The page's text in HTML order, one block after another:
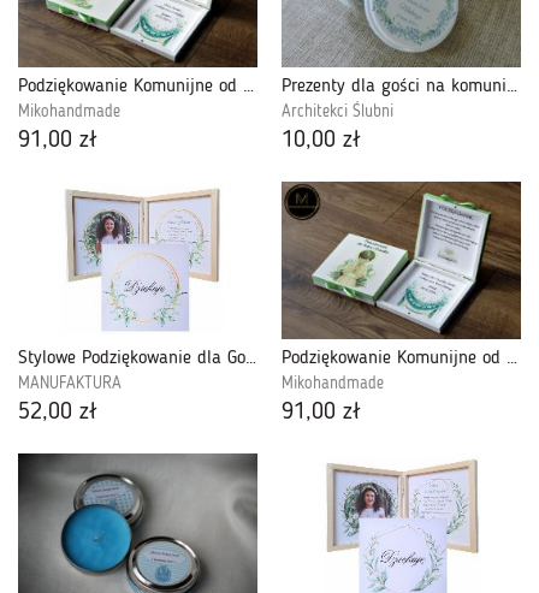
Podziękowanie Komunijne od Dziewczynki
Mikohandmade
91,00 zł
Prezenty dla gości na komunię - świeczka
Architekci Ślubni
10,00 zł
Stylowe Podziękowanie dla Gości - Komunia Święta PDGK19
MANUFAKTURA
52,00 zł
Podziękowanie Komunijne od Chłopca
Mikohandmade
91,00 zł